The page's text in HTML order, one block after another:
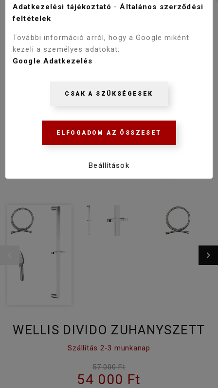
WELLIS DIVIDO ZUHANYSZETT
Szállítás 2-3 munkanap
57 000 Ft
54 000 Ft
Adatkezelési tájékoztató -Általános szerződési
feltételek
További információ arról, hogy a Google miként
kezeli a személyes adatokat:
Google Adatkezelés
CSAK A SZÜKSÉGESEK
ELFOGADOM AZ ÖSSZESET
Beállítások